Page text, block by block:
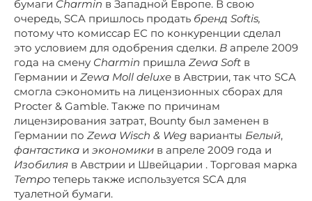
бумаги Charmin в Западной Европе. В свою
очередь, SCA пришлось продать бренд Softis,
потому что комиссар ЕС по конкуренции сделал
это условием для одобрения сделки. В апреле 2009
года на смену Charmin пришла Zewa Soft в
Германии и Zewa Moll deluxe в Австрии, так что SCA
смогла сэкономить на лицензионных сборах для
Procter & Gamble. Также по причинам
лицензирования затрат, Bounty был заменен в
Германии по Zewa Wisch & Weg варианты Белый,
фантастика и экономики в апреле 2009 года и
Изобилия в Австрии и Швейцарии . Торговая марка
Tempo теперь также используется SCA для
туалетной бумаги.